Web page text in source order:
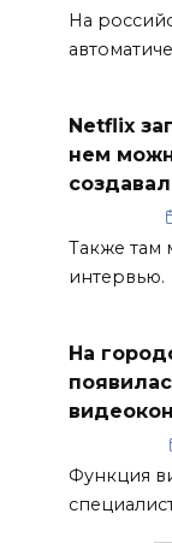
На
Netflix
нем
Также там
интервью.
На
Функция